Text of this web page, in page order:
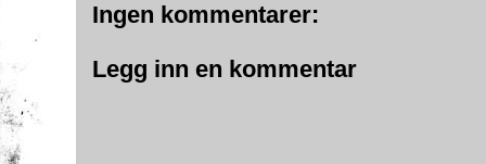
Ingen kommentarer:
Legg inn en kommentar